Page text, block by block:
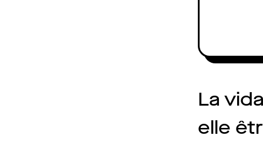
La
elle